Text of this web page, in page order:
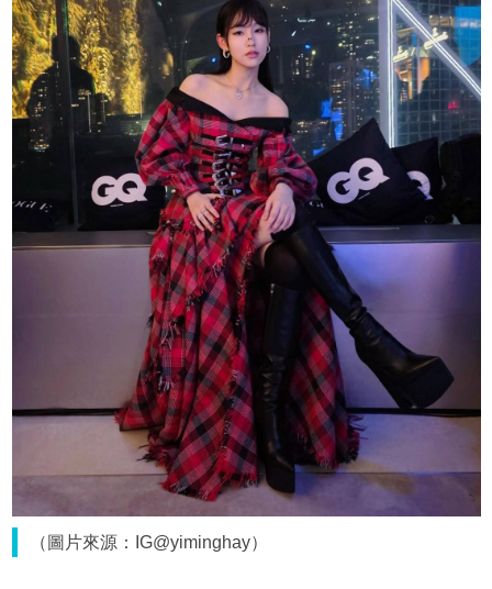
（圖片來源：IG@yiminghay）